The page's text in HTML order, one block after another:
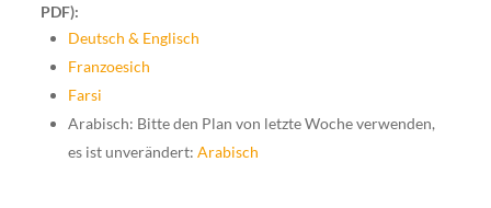
PDF):
Deutsch & Englisch
Franzoesich
Farsi
Arabisch: Bitte den Plan von letzte Woche verwenden,
es ist unverändert: Arabisch